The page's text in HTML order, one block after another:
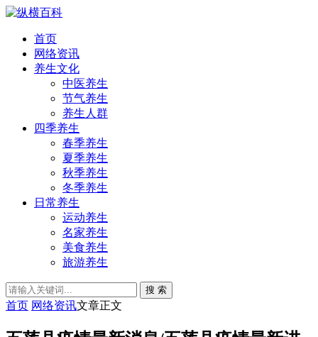
首页
网络资讯
养生文化
中医养生
节气养生
养生人群
四季养生
春季养生
夏季养生
秋季养生
冬季养生
日常养生
运动养生
名家养生
美食养生
旅游养生
搜 索
首页 网络资讯文章正文